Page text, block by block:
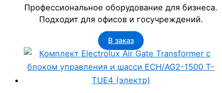
Профессиональное оборудование для бизнеса.
Подходит для офисов и госучреждений.
В заказ